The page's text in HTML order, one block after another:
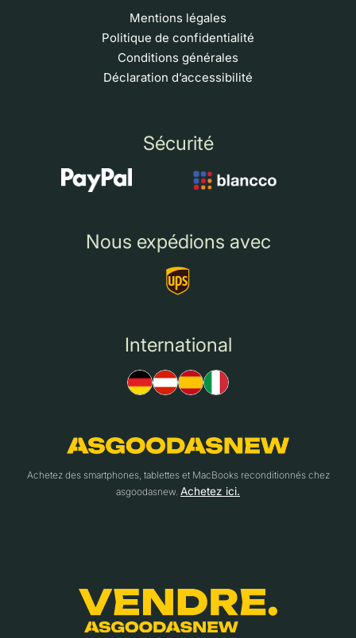
Mentions légales
Politique de confidentialité
Conditions générales
Déclaration d’accessibilité
Sécurité
Nous expédions avec
International
Achetez des smartphones, tablettes et MacBooks reconditionnés chez
asgoodasnew. Achetez ici.